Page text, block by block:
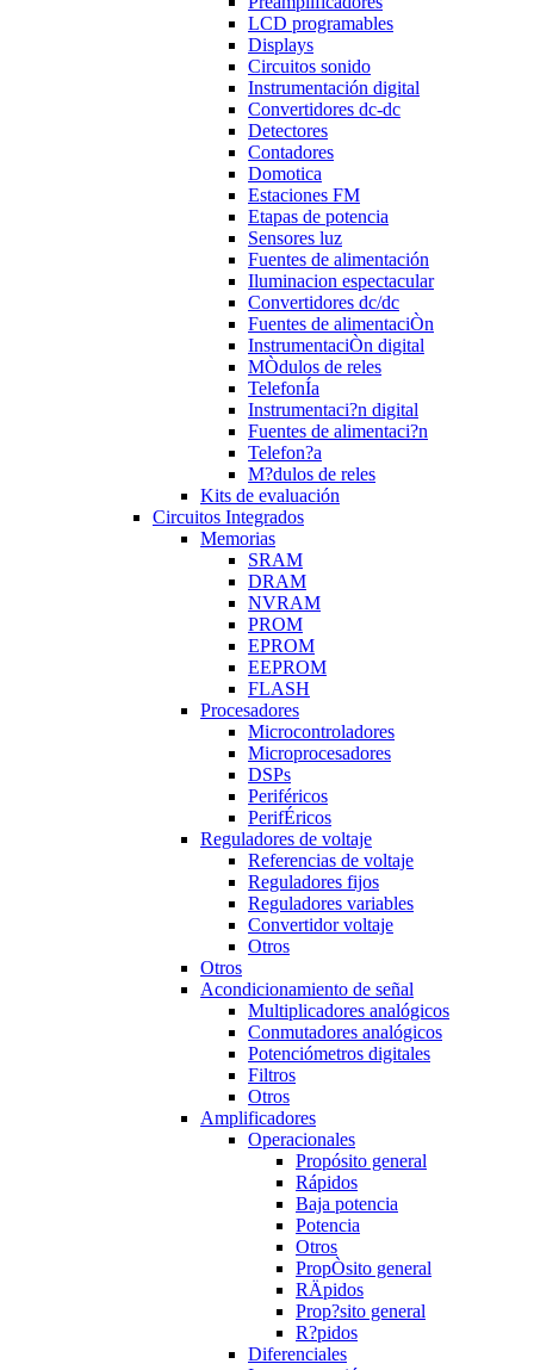
LCD programables
Displays
Circuitos sonido
Instrumentación digital
Convertidores dc-dc
Detectores
Contadores
Domotica
Estaciones FM
Etapas de potencia
Sensores luz
Fuentes de alimentación
Iluminacion espectacular
Convertidores dc/dc
Fuentes de alimentaciÒn
InstrumentaciÒn digital
MÒdulos de reles
TelefonÍa
Instrumentaci?n digital
Fuentes de alimentaci?n
Telefon?a
M?dulos de reles
Kits de evaluación
Circuitos Integrados
Memorias
SRAM
DRAM
NVRAM
PROM
EPROM
EEPROM
FLASH
Procesadores
Microcontroladores
Microprocesadores
DSPs
Periféricos
PerifÉricos
Reguladores de voltaje
Referencias de voltaje
Reguladores fijos
Reguladores variables
Convertidor voltaje
Otros
Otros
Acondicionamiento de señal
Multiplicadores analógicos
Conmutadores analógicos
Potenciómetros digitales
Filtros
Otros
Amplificadores
Operacionales
Propósito general
Rápidos
Baja potencia
Potencia
Otros
PropÒsito general
RÄpidos
Prop?sito general
R?pidos
Diferenciales